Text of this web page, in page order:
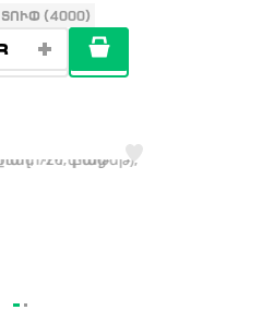
ՏՈՒՓ (4000)